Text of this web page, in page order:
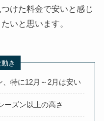
けた料金で安いと感じ
いと思います。
き
、特に12月～2月は安い
ーズン以上の高さ